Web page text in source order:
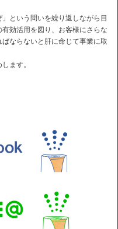
という問いを繰り返しながら目
効活用を図り、お客様にさらな
ならないと肝に命じて事業に取
ます。